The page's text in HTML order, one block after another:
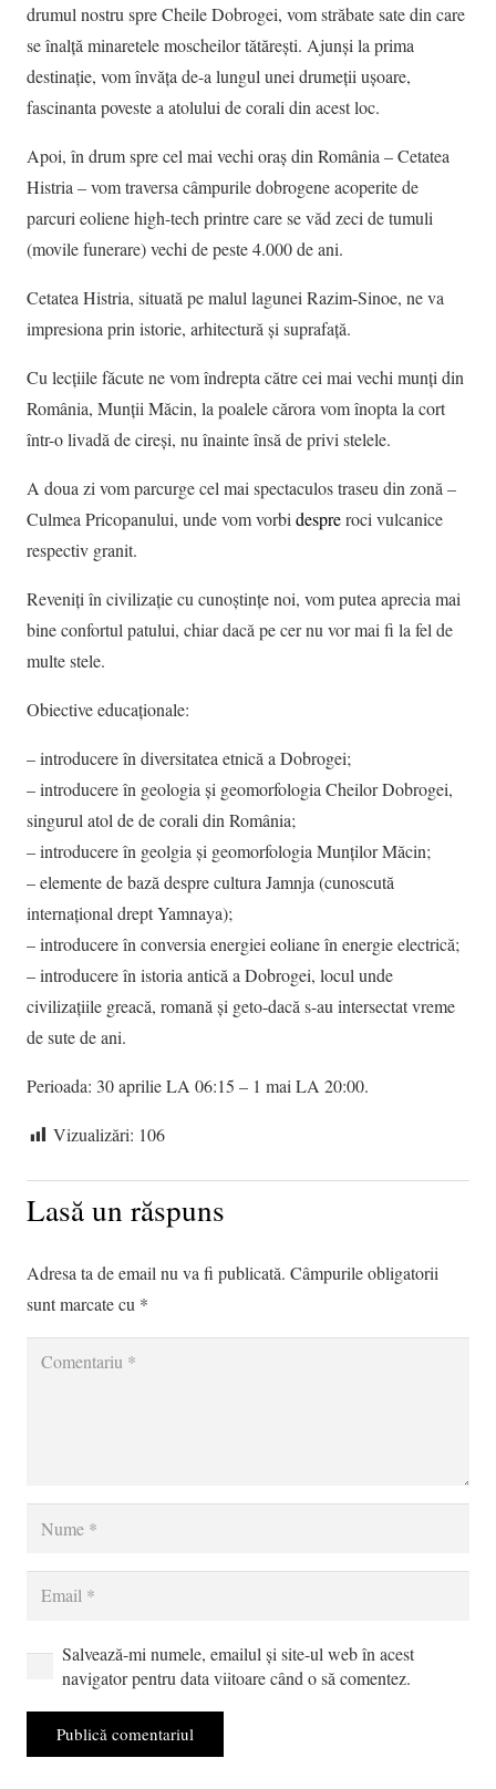
drumul nostru spre Cheile Dobrogei, vom străbate sate din care
se înalță minaretele moscheilor tătărești. Ajunși la prima
destinație, vom învăța de-a lungul unei drumeții ușoare,
fascinanta poveste a atolului de corali din acest loc.
Apoi, în drum spre cel mai vechi oraș din România – Cetatea
Histria – vom traversa câmpurile dobrogene acoperite de
parcuri eoliene high-tech printre care se văd zeci de tumuli
(movile funerare) vechi de peste 4.000 de ani.
Cetatea Histria, situată pe malul lagunei Razim-Sinoe, ne va
impresiona prin istorie, arhitectură și suprafață.
Cu lecțiile făcute ne vom îndrepta către cei mai vechi munți din
România, Munții Măcin, la poalele cărora vom înopta la cort
într-o livadă de cireși, nu înainte însă de privi stelele.
A doua zi vom parcurge cel mai spectaculos traseu din zonă –
Culmea Pricopanului, unde vom vorbi despreroci vulcanice
respectiv granit.
Reveniți în civilizație cu cunoștințe noi, vom putea aprecia mai
bine confortul patului, chiar dacă pe cer nu vor mai fi la fel de
multe stele.
Obiective educaționale:
– introducere în diversitatea etnică a Dobrogei;
– introducere în geologia și geomorfologia Cheilor Dobrogei,
singurul atol de de corali din România;
– introducere în geolgia și geomorfologia Munților Măcin;
– elemente de bază despre cultura Jamnja (cunoscută
internațional drept Yamnaya);
– introducere în conversia energiei eoliane în energie electrică;
– introducere în istoria antică a Dobrogei, locul unde
civilizațiile greacă, romană și geto-dacă s-au intersectat vreme
de sute de ani.
Perioada: 30 aprilie LA 06:15 – 1 mai LA 20:00.
Vizualizări: 106
Lasă un răspuns
Adresa ta de email nu va fi publicată. Câmpurile obligatorii
sunt marcate cu *
Salvează-mi numele, emailul și site-ul web în acest
navigator pentru data viitoare când o să comentez.
Publică comentariul